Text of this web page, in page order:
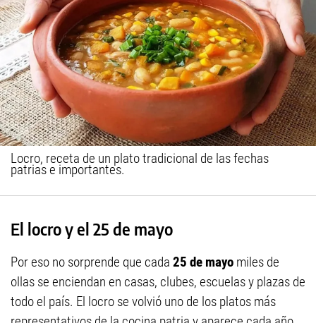
Locro, receta de un plato tradicional de las fechas
patrias e importantes.
El locro y el 25 de mayo
Por eso no sorprende que cada 25 de mayo miles de
ollas se enciendan en casas, clubes, escuelas y plazas de
todo el país. El locro se volvió uno de los platos más